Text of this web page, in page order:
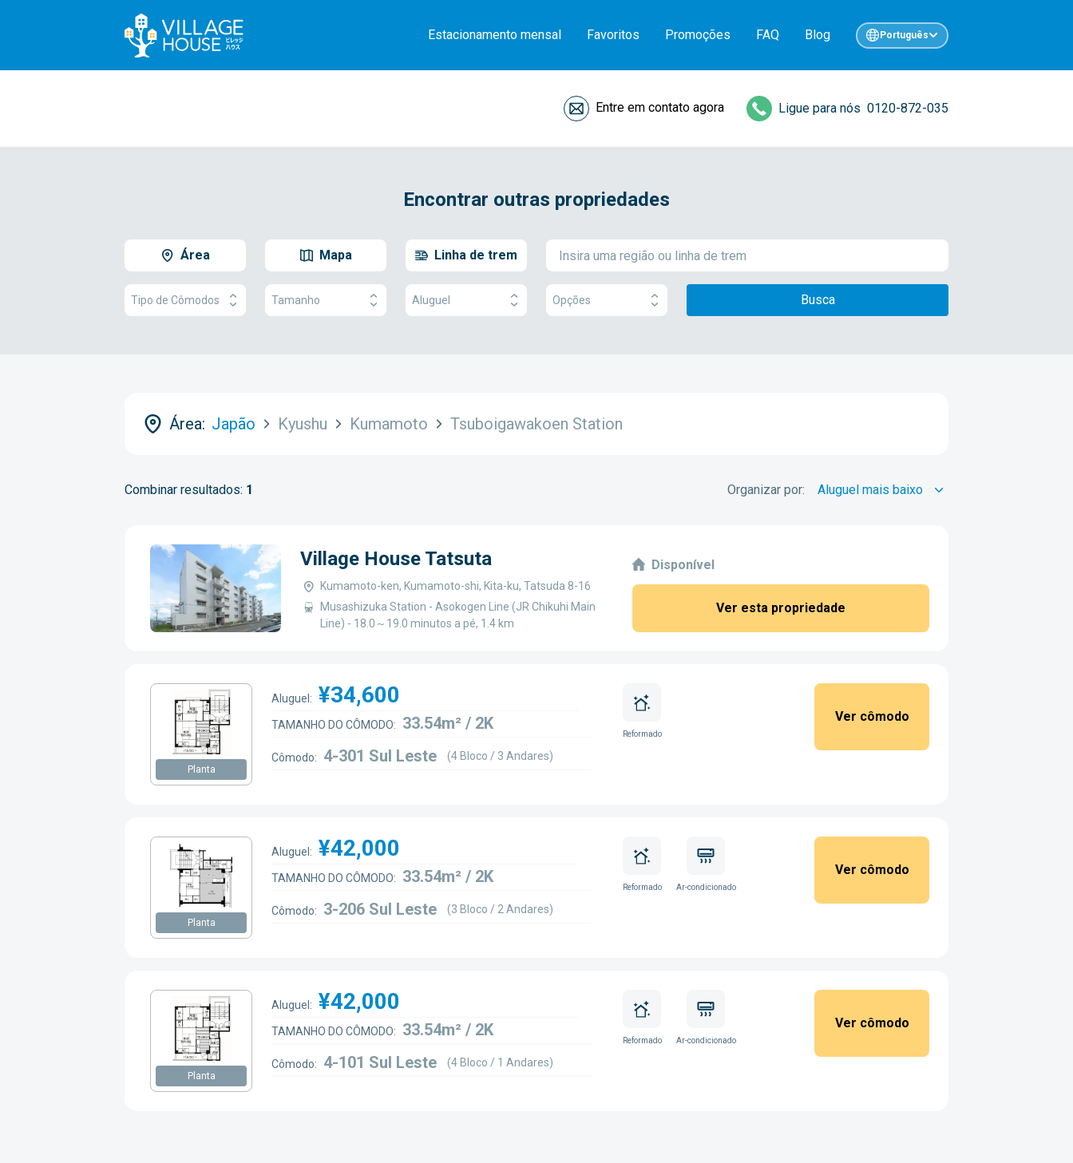
Estacionamento mensal Favoritos Promoções FAQ Blog Português
Entre em contato agora Ligue para nós 0120-872-035
Encontrar outras propriedades
Área Mapa Linha de trem
Tipo de Cômodos Tamanho Aluguel Opções Busca
Área: Japão Kyushu Kumamoto Tsuboigawakoen Station
Combinar resultados: 1 Organizar por:
Village House Tatsuta
Kumamoto-ken, Kumamoto-shi, Kita-ku, Tatsuda 8-16
Musashizuka Station - Asokogen Line (JR Chikuhi Main
Line) - 18.0～19.0 minutos a pé, 1.4 km
Disponível
Ver esta propriedade
Planta
Aluguel: ¥34,600
TAMANHO DO CÔMODO: 33.54m² / 2K
Cômodo: 4-301 Sul Leste (4 Bloco / 3 Andares)
Reformado
Ver cômodo
Planta
Aluguel: ¥42,000
TAMANHO DO CÔMODO: 33.54m² / 2K
Cômodo: 3-206 Sul Leste (3 Bloco / 2 Andares)
Reformado Ar-condicionado
Ver cômodo
Planta
Aluguel: ¥42,000
TAMANHO DO CÔMODO: 33.54m² / 2K
Cômodo: 4-101 Sul Leste (4 Bloco / 1 Andares)
Reformado Ar-condicionado
Ver cômodo